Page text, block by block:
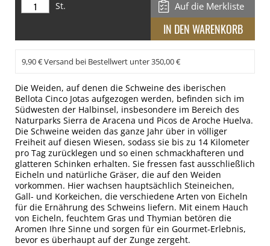
St.
Auf die Merkliste
9,90 € Versand bei Bestellwert unter 350,00 €
Die Weiden, auf denen die Schweine des iberischen
Bellota Cinco Jotas aufgezogen werden, befinden sich im
Südwesten der Halbinsel, insbesondere im Bereich des
Naturparks Sierra de Aracena und Picos de Aroche Huelva.
Die Schweine weiden das ganze Jahr über in völliger
Freiheit auf diesen Wiesen, sodass sie bis zu 14 Kilometer
pro Tag zurücklegen und so einen schmackhafteren und
glatteren Schinken erhalten. Sie fressen fast ausschließlich
Eicheln und natürliche Gräser, die auf den Weiden
vorkommen. Hier wachsen hauptsächlich Steineichen,
Gall- und Korkeichen, die verschiedene Arten von Eicheln
für die Ernährung des Schweins liefern. Mit einem Hauch
von Eicheln, feuchtem Gras und Thymian betören die
Aromen Ihre Sinne und sorgen für ein Gourmet-Erlebnis,
bevor es überhaupt auf der Zunge zergeht.